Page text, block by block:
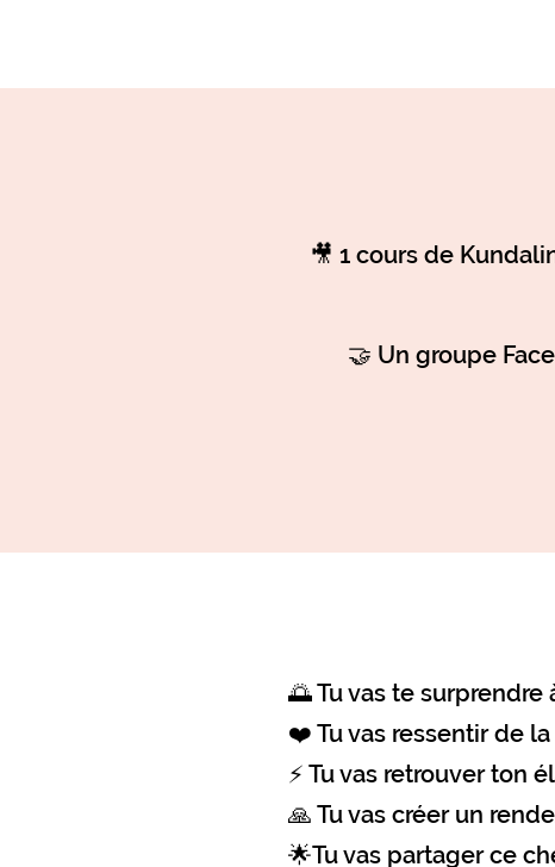
🎥 1 cours de
🤝 Un groupe
🌅 Tu vas te surprendre
❤️ Tu vas ressentir de
⚡ Tu vas retrouver ton
🙏 Tu vas créer un
🌟Tu vas partager ce